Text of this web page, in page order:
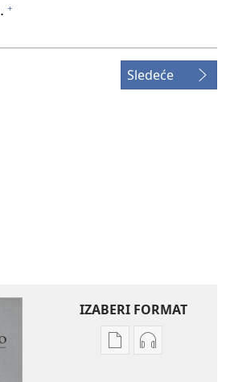
+
Sledeće
IZABERI FORMAT
FormatiFormati